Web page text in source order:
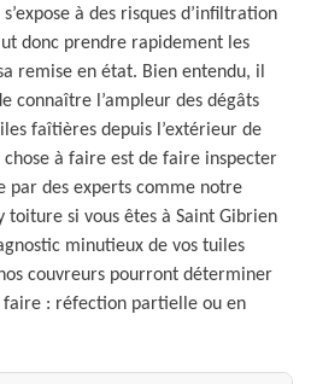
à des risques d’infiltration
donc prendre rapidement les
remise en état. Bien entendu, il
connaître l’ampleur des dégâts
faîtières depuis l’extérieur de
à faire est de faire inspecter
des experts comme notre
si vous êtes à Saint Gibrien
minutieux de vos tuiles
couvreurs pourront déterminer
faire : réfection partielle ou en